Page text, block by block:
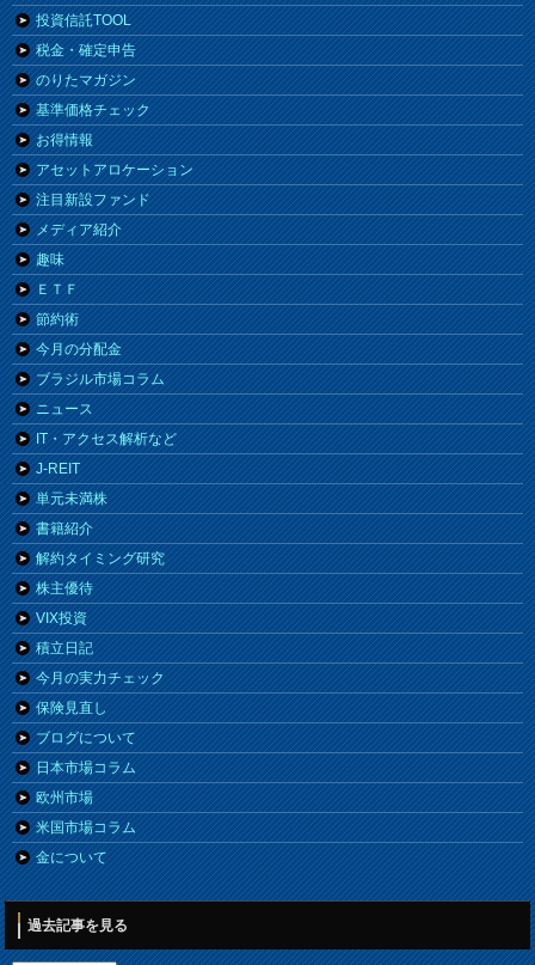
投資信託TOOL
税金・確定申告
のりたマガジン
基準価格チェック
お得情報
アセットアロケーション
注目新設ファンド
メディア紹介
趣味
ＥＴＦ
節約術
今月の分配金
ブラジル市場コラム
ニュース
IT・アクセス解析など
J-REIT
単元未満株
書籍紹介
解約タイミング研究
株主優待
VIX投資
積立日記
今月の実力チェック
保険見直し
ブログについて
日本市場コラム
欧州市場
米国市場コラム
金について
過去記事を見る